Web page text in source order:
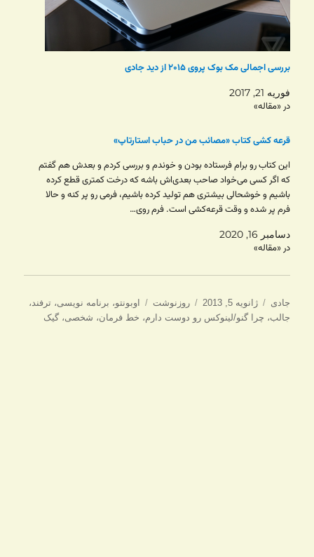
بررسی اجمالی مک بوک پروی ۲۰۱۵ از دید جادی
فوریه 21, 2017
در «مقاله»
قرعه کشی کتاب «مصائب من در حباب استارتاپ»
این کتاب رو برام فرستاده بودن و خوندم و بررسی کردم و بعدش هم گفتم
که اگر کسی می‌خواد صاحب بعدی‌اش باشه که درخت کمتری قطع کرده
باشیم و خوشحالی بیشتری هم تولید کرده باشیم، فرمی رو پر کنه و حالا
فرم پر شده و وقت قرعه‌کشی است. فرم روی…
دسامبر 16, 2020
در «مقاله»
نویسنده
جادی
ارسال
شده
ژانویه 5, 2013 دسته‌ها
روزنوشت برچسب‌ها
اوبونتو، برنامه نویسی، ترفند،
جالب، چرا گنو/لینوکس رو دوست دارم، خط فرمان، شخصی،گیک